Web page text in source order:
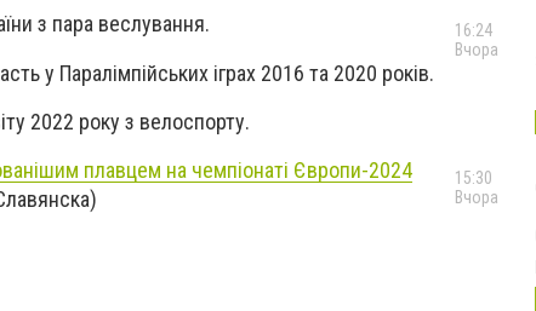
з пара веслування.
у Паралімпійських іграх 2016 та 2020 років.
2022 року з велоспорту.
плавцем на чемпіонаті Європи-2024
16:24
Вчора
15:30
Вчора